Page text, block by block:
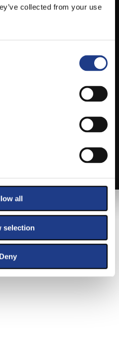
collected from your use
all
selection
Deny
ONLINE!
MEG JEGYÉT ONLINE, BANKKÁRTYÁS
IOS